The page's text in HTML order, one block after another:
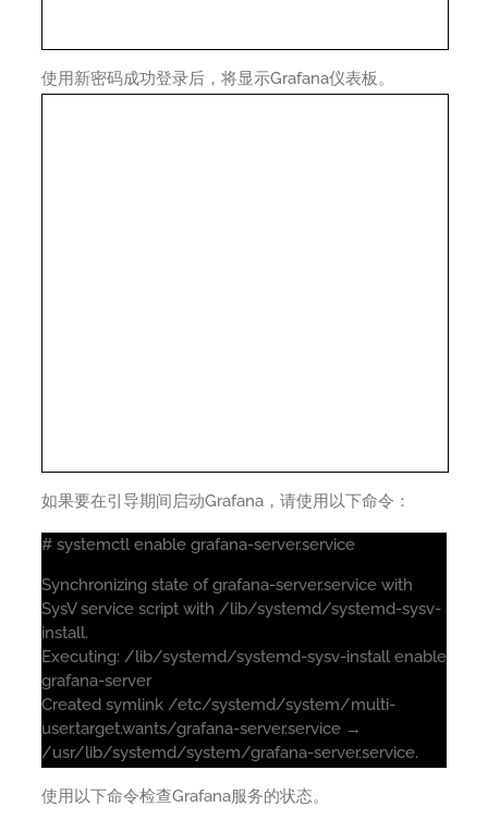
使用新密码成功登录后，将显示Grafana仪表板。
如果要在引导期间启动Grafana，请使用以下命令：
# systemctl enable grafana-server.service
Synchronizing state of grafana-server.service with
SysV service script with /lib/systemd/systemd-sysv-
install.
Executing: /lib/systemd/systemd-sysv-install enable
grafana-server
Created symlink /etc/systemd/system/multi-
user.target.wants/grafana-server.service →
/usr/lib/systemd/system/grafana-server.service.
使用以下命令检查Grafana服务的状态。